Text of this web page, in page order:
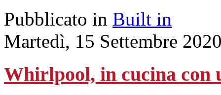
Pubblicato in Built in
Martedì, 15 Settembre
Whirlpool, in cucina con